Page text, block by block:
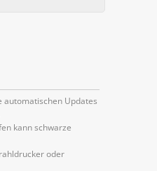
automatischen Updates
kann schwarze
oder